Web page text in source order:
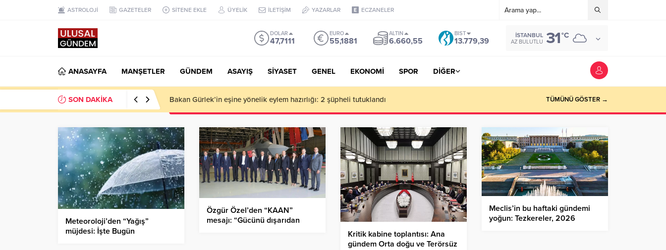
ASTROLOJİ GAZETELER SİTENE EKLE ÜYELİK İLETİŞİM YAZARLAR ECZANELER
DOLAR
47,7111
EURO
55,1881
ALTIN
6.660,55
BIST
13.779,39
İSTANBUL
AZ BULUTLU 31°C
ANASAYFA MANŞETLER GÜNDEM ASAYIŞ SİYASET GENEL EKONOMİ SPOR DİĞER
SON DAKİKA Ahbap Derneği’nde milyonluk vurgun iddiası: Haluk Levent ve Ekibine gözaltı TÜMÜNÜ GÖSTER →
Meteoroloji’den “Yağış”
müjdesi: İşte Bugün
Özgür Özel’den “KAAN”
mesajı: “Gücünü dışarıdan
Kritik kabine toplantısı: Ana
gündem Orta doğu ve Terörsüz
Meclis’in bu haftaki gündemi
yoğun: Tezkereler, 2026